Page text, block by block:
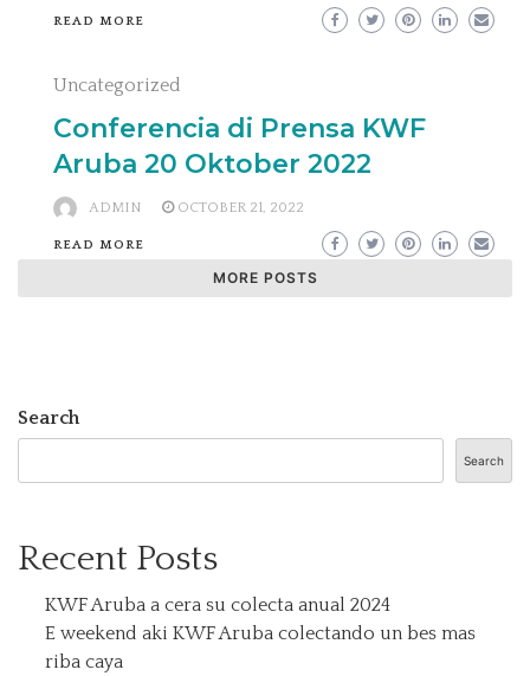
READ MORE
Uncategorized
Conferencia di Prensa KWF
Aruba 20 Oktober 2022
ADMIN OCTOBER 21, 2022
READ MORE
MORE POSTS
Search
Search
Recent Posts
KWF Aruba a cera su colecta anual 2024
E weekend aki KWF Aruba colectando un bes mas
riba caya